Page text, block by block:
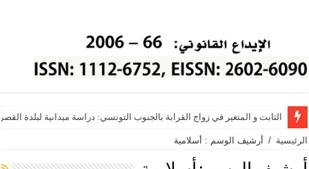
الثابت و المتغير في زواج القرابة بالجنوب التونسي: دراسة ميدانية لبلدة
دور الموارد البشرية في تطور أداء العاملين بالمدارس الخاصة الفلسطينية
الرئيسية / أرشيف الوسم : أسلامية